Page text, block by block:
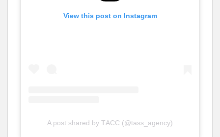
View this post on Instagram
A post shared by ТАСС (@tass_agency)